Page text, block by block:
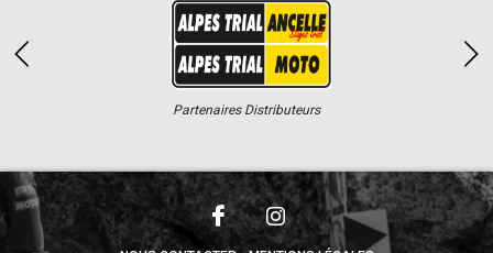
Partenaires Distributeurs